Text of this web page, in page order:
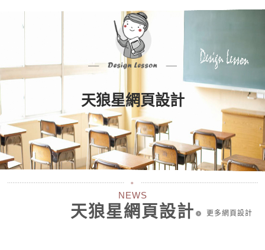
天狼星網頁設計
NEWS
天狼星網頁設計 更多網頁設計